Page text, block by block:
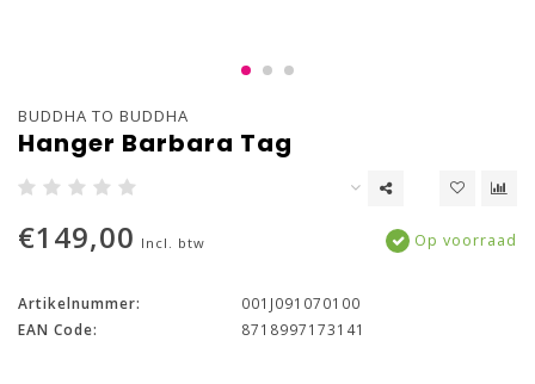
BUDDHA TO BUDDHA
Hanger Barbara Tag
€149,00 Incl. btw Op voorraad
Artikelnummer:
001J091070100
EAN Code:
8718997173141